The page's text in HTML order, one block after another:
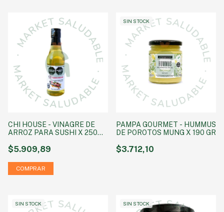
CHI HOUSE - VINAGRE DE
ARROZ PARA SUSHI X 250
$5.909,89
SIN STOCK
PAMPA GOURMET - HUMMUS
DE POROTOS MUNG X 190 GR
$3.712,10
SIN STOCK SIN STOCK